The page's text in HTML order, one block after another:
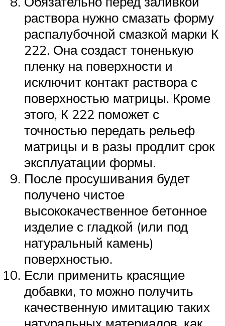
раствора нужно смазать форму
распалубочной смазкой марки К
222. Она создаст тоненькую
пленку на поверхности и
исключит контакт раствора с
поверхностью матрицы. Кроме
этого, К 222 поможет с
точностью передать рельеф
матрицы и в разы продлит срок
эксплуатации формы.
После просушивания будет
получено чистое
высококачественное бетонное
изделие с гладкой (или под
натуральный камень)
поверхностью.
Если применить красящие
добавки, то можно получить
качественную имитацию таких